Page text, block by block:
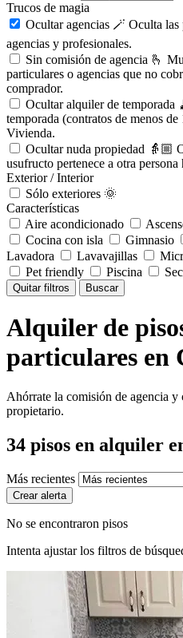
Trucos de magia
Ocultar agencias 🪄 Oculta las
agencias y profesionales.
Sin comisión de agencia 🫰
particulares o agencias que no
comprador.
Ocultar alquiler de temporada
temporada (contratos de menos
Vivienda.
Ocultar nuda propiedad 👵🏼
usufructo pertenece a otra persona
Exterior / Interior
Sólo exteriores 🌞
Características
Aire acondicionado
Cocina con isla
Gimnasio
Lavadora
Lavavajillas
Pet friendly
Piscina
Quitar filtros Buscar
Alquiler de
particulares en
Ahórrate la comisión de agencia y
propietario.
34 pisos en alquiler
Más recientes
Crear alerta
No se encontraron pisos
Intenta ajustar los filtros de